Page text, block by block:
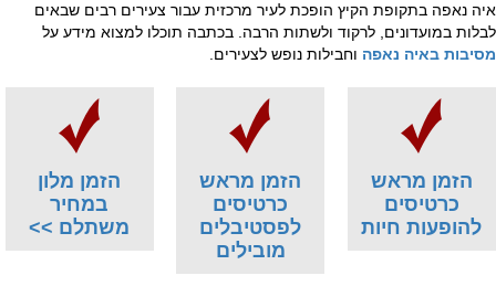
איה נאפה בתקופת הקיץ הופכת לעיר מרכזית עבור צעירים רבים שבאים
לבלות במועדונים, לרקוד ולשתות הרבה. בכתבה תוכלו למצוא מידע על
מסיבות באיה נאפה וחבילות נופש לצעירים.
הזמן מראש
כרטיסים
להופעות חיות
הזמן מראש
כרטיסים
לפסטיבלים
מובילים
הזמן מלון
במחיר
משתלם >>